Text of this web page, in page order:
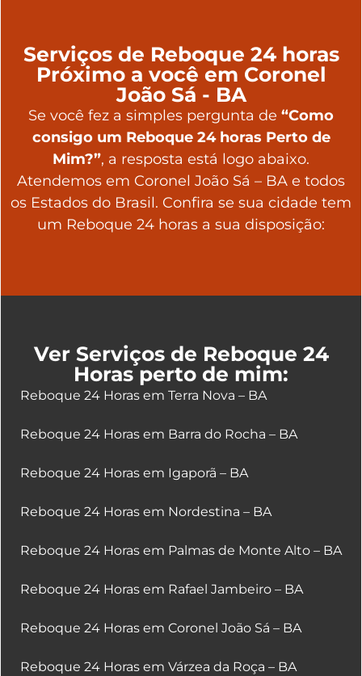
Serviços de Reboque 24 horas
Próximo a você em Coronel
João Sá - BA
Se você fez a simples pergunta de “Como
consigo um Reboque 24 horas Perto de
Mim?”, a resposta está logo abaixo.
Atendemos em Coronel João Sá – BA e todos
os Estados do Brasil. Confira se sua cidade tem
um Reboque 24 horas a sua disposição:
Ver Serviços de Reboque 24
Horas perto de mim:
Reboque 24 Horas em Terra Nova – BA
Reboque 24 Horas em Barra do Rocha – BA
Reboque 24 Horas em Igaporã – BA
Reboque 24 Horas em Nordestina – BA
Reboque 24 Horas em Palmas de Monte Alto – BA
Reboque 24 Horas em Rafael Jambeiro – BA
Reboque 24 Horas em Coronel João Sá – BA
Reboque 24 Horas em Várzea da Roça – BA